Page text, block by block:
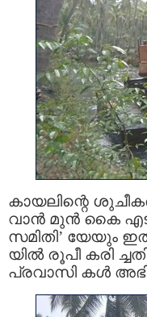
കായലിന്റെ
വാന്‍ മുന്‍ കൈ
സമിതി’ യേയും
യില്‍ രൂപീ കരി
പ്രവാസി കള്‍